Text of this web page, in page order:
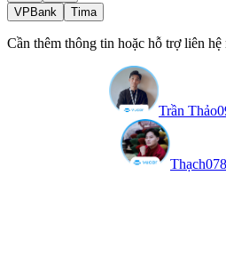
VPBank Tima
Cần thêm thông tin hoặc hỗ trợ liên
Trần Thảo
Thạch